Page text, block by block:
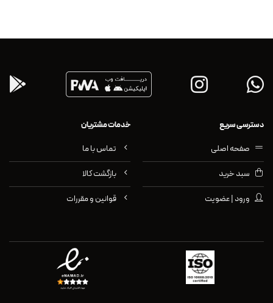
دسترسی سریع
صفحه اصلی
سبد خرید
ورود | عضویت
خدمات مشتریان
تماس با ما
بازگشت کالا
قوانین و مقررات